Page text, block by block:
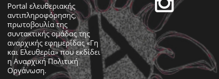
Portal ελευθεριακής
αντιπληροφόρησης,
πρωτοβουλία της
συντακτικής ομάδας της
αναρχικής εφημερίδας «Γη
και Ελευθερία» που εκδίδει
ηΑναρχική Πολιτική
Οργάνωση.